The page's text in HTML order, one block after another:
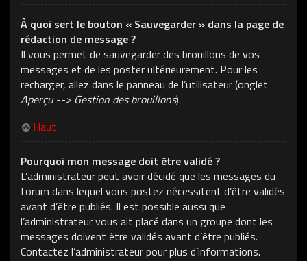
À quoi sert le bouton « Sauvegarder » dans la page de
rédaction de message ?
Il vous permet de sauvegarder des brouillons de vos
messages et de les poster ultérieurement. Pour les
recharger, allez dans le panneau de l’utilisateur (onglet
Aperçu --> Gestion des brouillons).
Haut
Pourquoi mon message doit être validé ?
L’administrateur peut avoir décidé que les messages du
forum dans lequel vous postez nécessitent d’être validés
avant d’être publiés. Il est possible aussi que
l’administrateur vous ait placé dans un groupe dont les
messages doivent être validés avant d’être publiés.
Contactez l’administrateur pour plus d’informations.